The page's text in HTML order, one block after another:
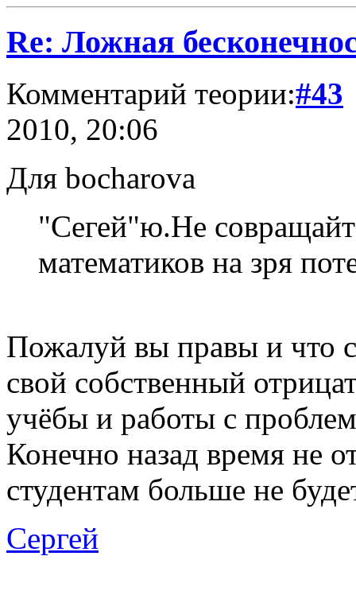
Re: Ложная
Комментарий теории:#43
2010, 20:06
Для bocharovа
"Сегей"ю.Не
математиков на зря
Пожалуй вы правы и что
свой собственный
учёбы и работы с
Конечно назад время не
студентам больше не
Сергей